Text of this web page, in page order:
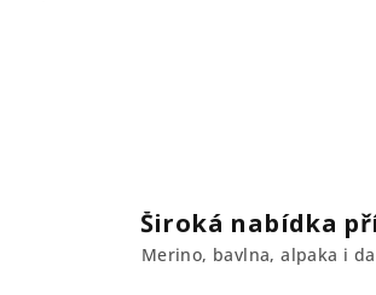
Široká nabídka
Merino, bavlna, alpaka i